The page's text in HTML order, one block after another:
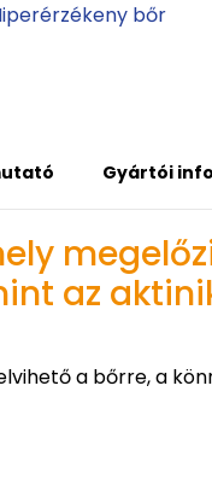
bőr
Gyártói
az
a bőrre, a